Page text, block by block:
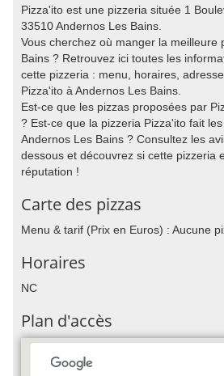
Pizza'ito est une pizzeria située 1
33510 Andernos Les Bains.
Vous cherchez où manger la meilleure
Bains ? Retrouvez ici toutes les
cette pizzeria : menu, horaires,
Pizza'ito à Andernos Les Bains.
Est-ce que les pizzas proposées par
? Est-ce que la pizzeria Pizza'ito fait
Andernos Les Bains ? Consultez les
dessous et découvrez si cette pizzeria
réputation !
Carte des pizzas
Menu & tarif (Prix en Euros) : Aucune
Horaires
NC
Plan d'accès